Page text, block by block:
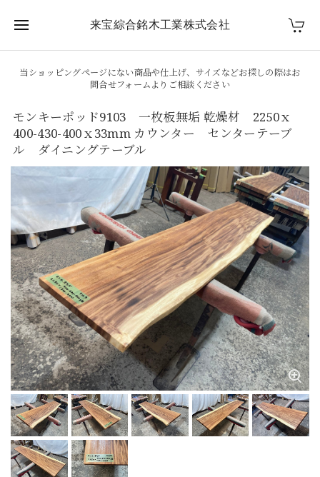
来宝綜合銘木工業株式会社
当ショッピングページにない商品や仕上げ、サイズなどお探しの際はお
問合せフォームよりご相談ください
モンキーポッド9103 一枚板無垢 乾燥材 2250ｘ
400-430-400ｘ33mm カウンター センターテーブ
ル ダイニングテーブル